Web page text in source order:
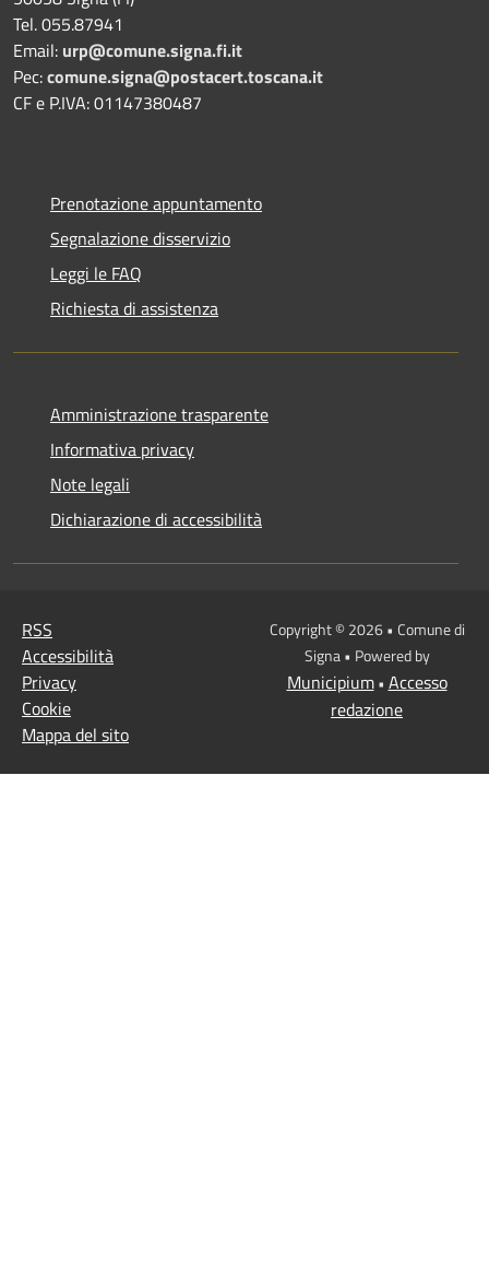
Tel. 055.87941
Email: urp@comune.signa.fi.it
Pec:comune.signa@postacert.toscana.it
CF e P.IVA: 01147380487
Prenotazione appuntamento
Segnalazione disservizio
Leggi le FAQ
Richiesta di assistenza
Amministrazione trasparente
Informativa privacy
Note legali
Dichiarazione di accessibilità
RSS
Accessibilità
Privacy
Cookie
Mappa del sito
Copyright © 2026 • Comune di
Signa • Powered by
Municipium• Accesso
redazione